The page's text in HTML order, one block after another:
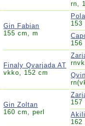
rn,
Gin Fabian
155 cm, m
153
156
Finaly Qvarjada AT
vkko, 152 cm
Gin Zoltan
160 cm, perl
157